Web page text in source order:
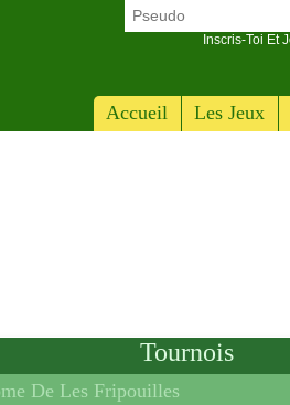
Accueil Les Jeux
Inscris-Toi Et
Tournois
De Les Fripouilles